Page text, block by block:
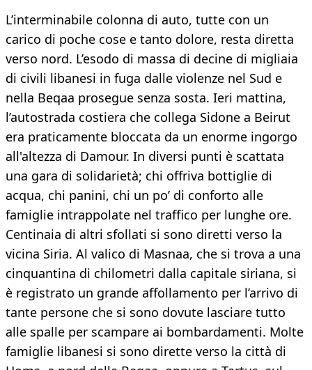
L’interminabile colonna di auto, tutte con un
carico di poche cose e tanto dolore, resta diretta
verso nord. L’esodo di massa di decine di migliaia
di civili libanesi in fuga dalle violenze nel Sud e
nella Beqaa prosegue senza sosta. Ieri mattina,
l’autostrada costiera che collega Sidone a Beirut
era praticamente bloccata da un enorme ingorgo
all'altezza di Damour. In diversi punti è scattata
una gara di solidarietà; chi offriva bottiglie di
acqua, chi panini, chi un po’ di conforto alle
famiglie intrappolate nel traffico per lunghe ore.
Centinaia di altri sfollati si sono diretti verso la
vicina Siria. Al valico di Masnaa, che si trova a una
cinquantina di chilometri dalla capitale siriana, si
è registrato un grande affollamento per l’arrivo di
tante persone che si sono dovute lasciare tutto
alle spalle per scampare ai bombardamenti. Molte
famiglie libanesi si sono dirette verso la città di